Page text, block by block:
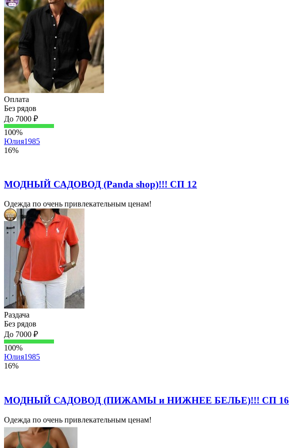
Оплата
Без рядов
До 7000 ₽
100%
Юлия1985
16%
МОДНЫЙ САДОВОД (Panda shop)!!! СП 12
Одежда по очень привлекательным ценам!
Раздача
Без рядов
До 7000 ₽
100%
Юлия1985
16%
МОДНЫЙ САДОВОД (ПИЖАМЫ и НИЖНЕЕ БЕЛЬЕ)!!! СП 16
Одежда по очень привлекательным ценам!